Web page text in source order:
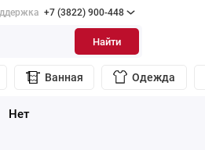
+7 (3822) 900-448
Найти
Ванная Одежда